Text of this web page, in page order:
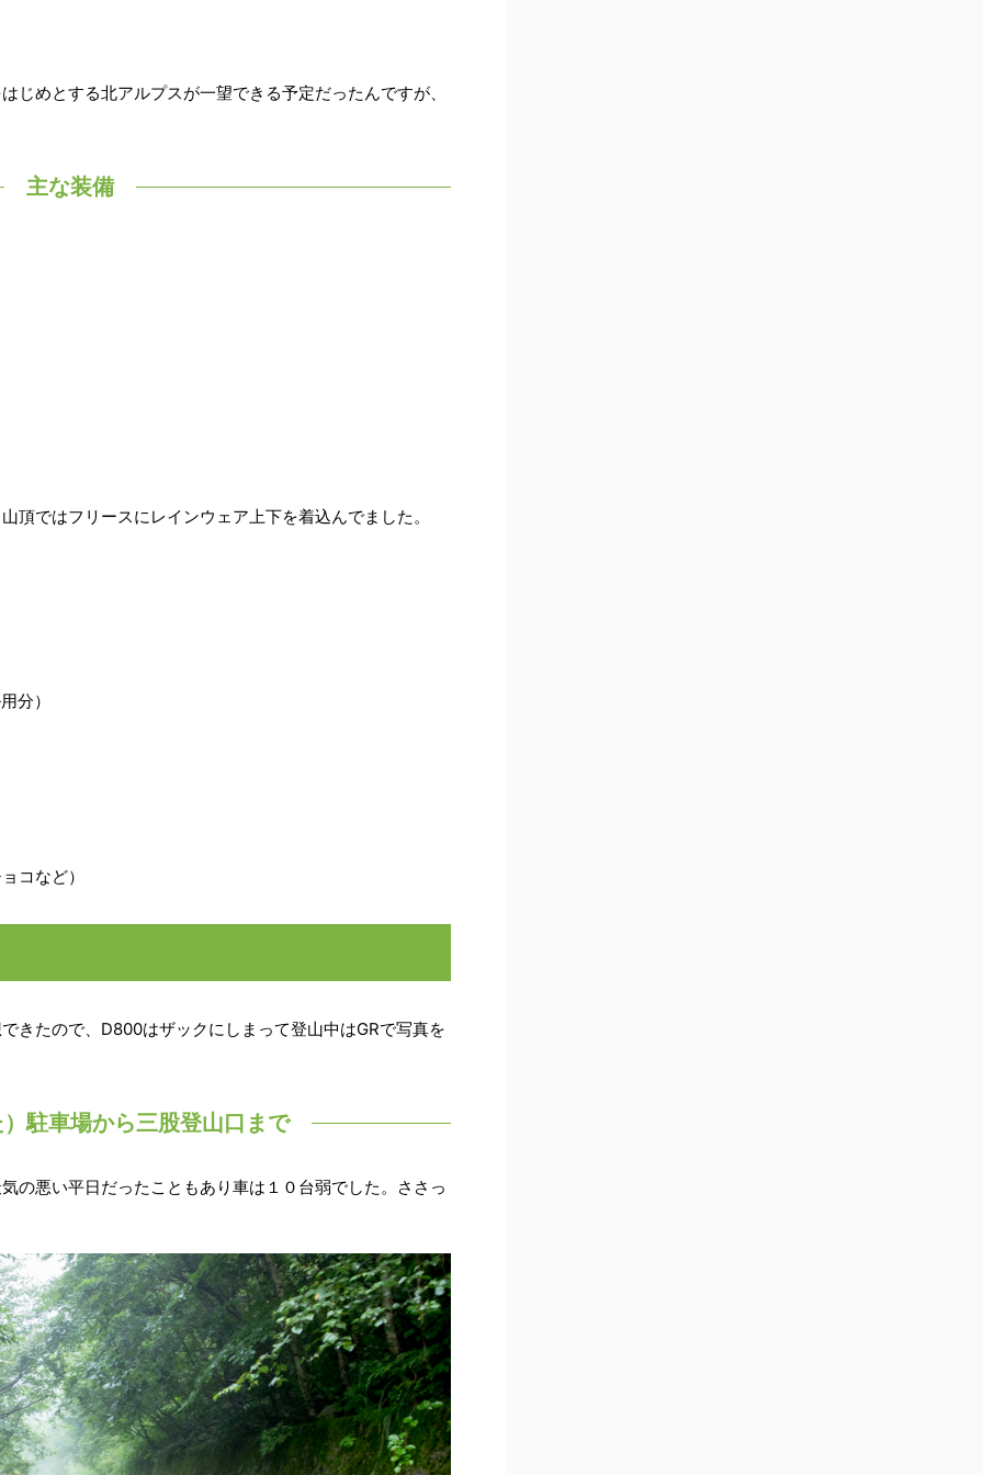
じめとする北アルプスが一望できる予定だったんですが、
主な装備
頂ではフリースにレインウェア上下を着込んでました。
分）
コなど）
きたので、D800はザックにしまって登山中はGRで写真を
駐車場から三股登山口まで
の悪い平日だったこともあり車は１０台弱でした。ささっ